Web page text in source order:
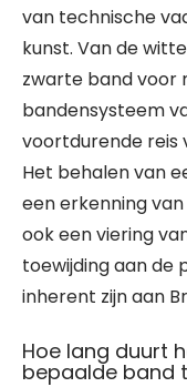
van technische
kunst. Van de
zwarte band voor
bandensysteem
voortdurende reis
Het behalen van
een erkenning
ook een viering
toewijding aan de
inherent zijn aan
Hoe lang duurt
bepaalde band